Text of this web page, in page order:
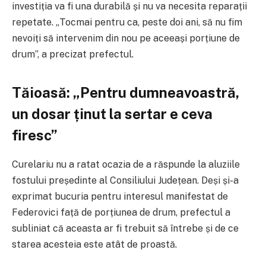
investiția va fi una durabilă și nu va necesita reparații
repetate. „Tocmai pentru ca, peste doi ani, să nu fim
nevoiți să intervenim din nou pe aceeași porțiune de
drum”, a precizat prefectul.
Tăioasă: „Pentru dumneavoastră,
un dosar ținut la sertar e ceva
firesc”
Curelariu nu a ratat ocazia de a răspunde la aluziile
fostului președinte al Consiliului Județean. Deși și-a
exprimat bucuria pentru interesul manifestat de
Federovici față de porțiunea de drum, prefectul a
subliniat că aceasta ar fi trebuit să întrebe și de ce
starea acesteia este atât de proastă.